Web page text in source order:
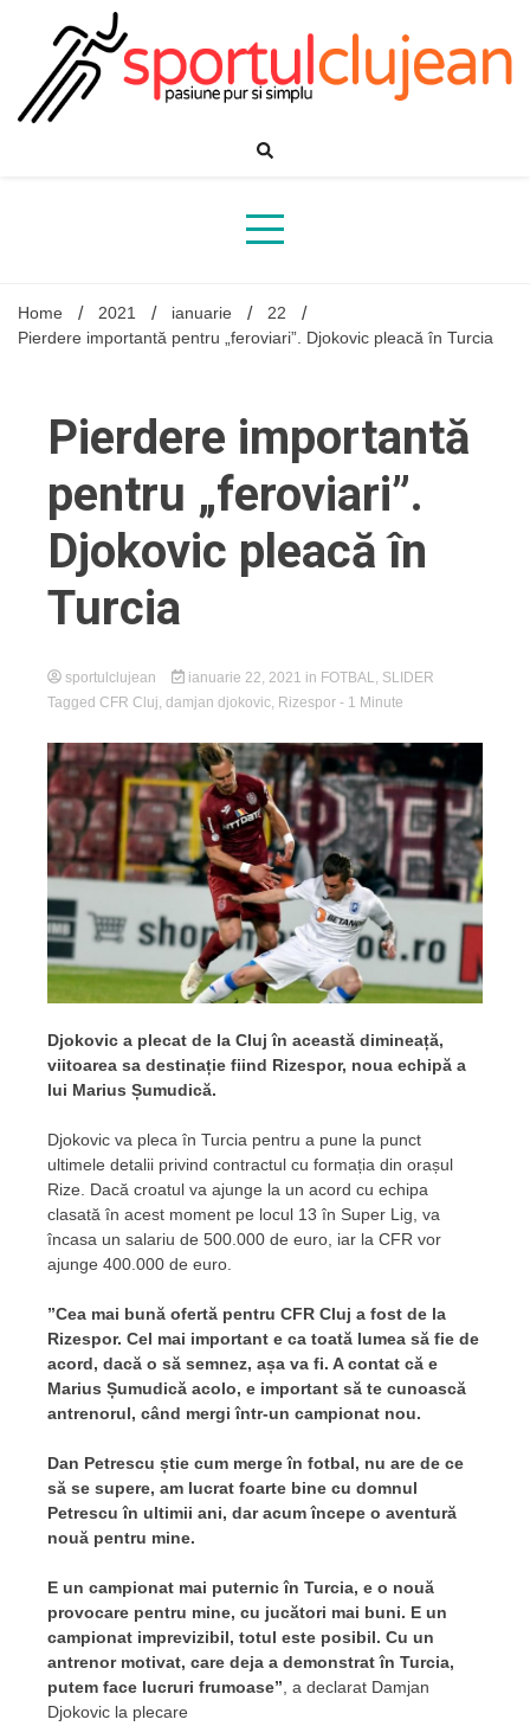
Home 2021 ianuarie
22
Pierdere importantă pentru „feroviari”. Djokovic pleacă în Turcia
Pierdere importantă
pentru „feroviari”.
Djokovic pleacă în
Turcia
sportulclujean ianuarie 22, 2021 in FOTBAL
SLIDER
Tagged CFR Cluj damjan djokovic Rizespor - 1 Minute
Djokovic a plecat de la Cluj în această dimineață,
viitoarea sa destinație fiind Rizespor, noua echipă a
lui Marius Șumudică.
Djokovic va pleca în Turcia pentru a pune la punct
ultimele detalii privind contractul cu formația din orașul
Rize. Dacă croatul va ajunge la un acord cu echipa
clasată în acest moment pe locul 13 în Super Lig, va
încasa un salariu de 500.000 de euro, iar la CFR vor
ajunge 400.000 de euro.
”Cea mai bună ofertă pentru CFR Cluj a fost de la
Rizespor. Cel mai important e ca toată lumea să fie de
acord, dacă o să semnez, așa va fi. A contat că e
Marius Șumudică acolo, e important să te cunoască
antrenorul, când mergi într-un campionat nou.
Dan Petrescu știe cum merge în fotbal, nu are de ce
să se supere, am lucrat foarte bine cu domnul
Petrescu în ultimii ani, dar acum începe o aventură
nouă pentru mine.
E un campionat mai puternic în Turcia, e o nouă
provocare pentru mine, cu jucători mai buni. E un
campionat imprevizibil, totul este posibil. Cu un
antrenor motivat, care deja a demonstrat în Turcia,
putem face lucruri frumoase”, a declarat Damjan
Djokovic la plecare